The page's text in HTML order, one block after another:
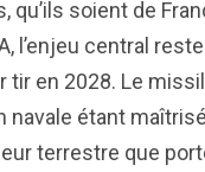
qu’ils soient de
l’enjeu central
tir en 2028. Le
navale étant
terrestre que